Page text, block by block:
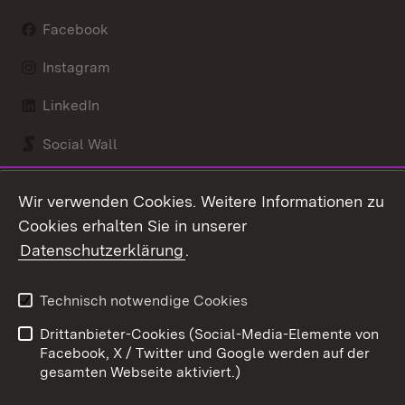
Facebook
Instagram
LinkedIn
Social Wall
Kontakt
Barrierefreiheit
Impressum
Cookies
Wir verwenden Cookies. Weitere Informationen zu
Cookies erhalten Sie in unserer
Datenschutzerklärung.
Technisch notwendige Cookies
Drittanbieter-Cookies (Social-Media-Elemente von
Facebook, X / Twitter und Google werden auf der
gesamten Webseite aktiviert.)